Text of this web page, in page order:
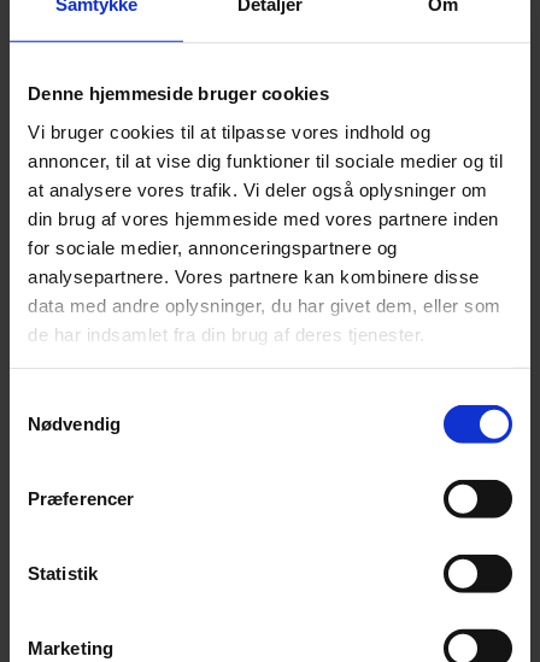
Denne hjemmeside bruger cookies
Vi bruger cookies til at tilpasse vores indhold og
annoncer, til at vise dig funktioner til sociale medier og til
at analysere vores trafik. Vi deler også oplysninger om
din brug af vores hjemmeside med vores partnere inden
for sociale medier, annonceringspartnere og
analysepartnere. Vores partnere kan kombinere disse
data med andre oplysninger, du har givet dem, eller som
de har indsamlet fra din brug af deres tjenester.
Nødvendig
Præferencer
Statistik
Marketing
Du kan læse mere om ejerbog her.
Selskabet kan og skal nu åbne en
bankkonto
Når selskabet har et CVR-nr. og en ejerbog kan du
sende disse til din bank (typisk sammen med ID på
ejerne). På baggrund af disse oplysninger, kan banken
åbne en bankkonto i selskabets navn. Det er en god idé
Andre forhold du skal gøre, når selskabet
er stiftet
Når selskabet er stiftet, er der desuden en række andre
forholde dig til følgende:
Bestille en NemID medarbejdersignatur